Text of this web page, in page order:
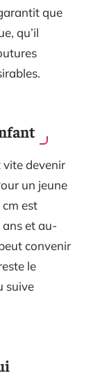
que
qu’il
devenir
un jeune
est
et au-
convenir
le
suive